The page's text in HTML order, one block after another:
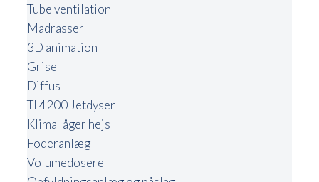
Tube ventilation
Madrasser
3D animation
Grise
Diffus
TI 4200 Jetdyser
Klima låger hejs
Foderanlæg
Volumedosere